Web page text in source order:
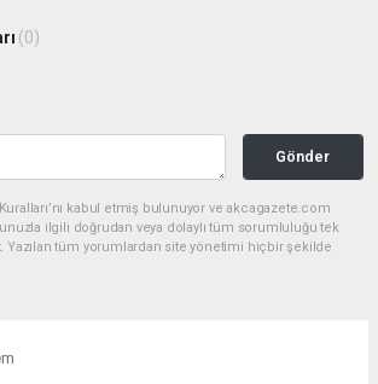
(0)
Gönder
kabul etmiş bulunuyor ve akcagazete.com
ilgili doğrudan veya dolaylı tüm sorumluluğu tek
Yazılan tüm yorumlardan site yönetimi hiçbir şekilde